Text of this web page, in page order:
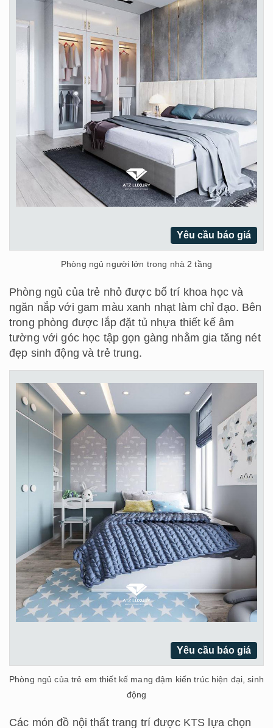
Yêu cầu báo giá
Phòng ngủ người lớn trong nhà 2 tầng
Phòng ngủ của trẻ nhỏ được bố trí khoa học và
ngăn nắp với gam màu xanh nhạt làm chỉ đạo. Bên
trong phòng được lắp đặt tủ nhựa thiết kế âm
tường với góc học tập gọn gàng nhằm gia tăng nét
đẹp sinh động và trẻ trung.
Yêu cầu báo giá
Phòng ngủ của trẻ em thiết kế mang đậm kiến trúc hiện đại, sinh
động
Các món đồ nội thất trang trí được KTS lựa chọn